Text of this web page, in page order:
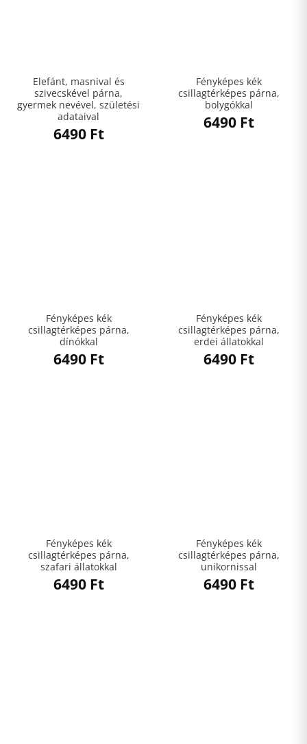
Elefánt, masnival és
szivecskével párna,
gyermek nevével, születési
adataival
6490 Ft
Fényképes kék
csillagtérképes párna,
bolygókkal
6490 Ft
Fényképes kék
csillagtérképes párna,
dínókkal
6490 Ft
Fényképes kék
csillagtérképes párna,
erdei állatokkal
6490 Ft
Fényképes kék
csillagtérképes párna,
szafari állatokkal
6490 Ft
Fényképes kék
csillagtérképes párna,
unikornissal
6490 Ft